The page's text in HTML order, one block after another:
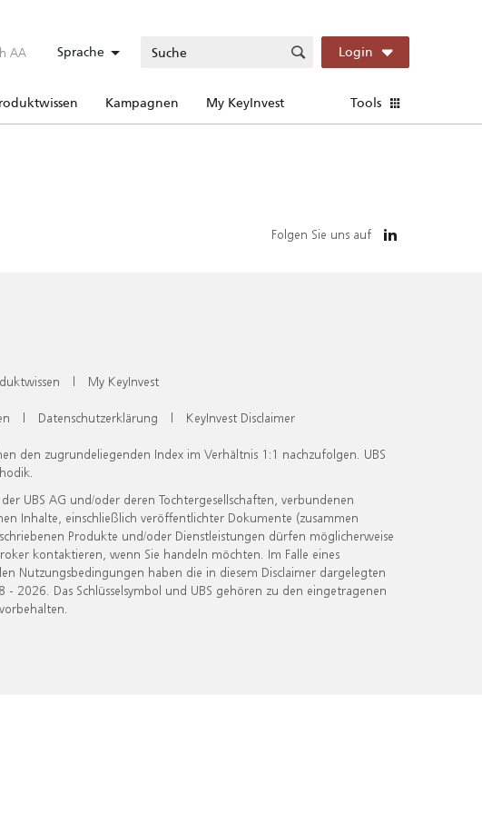
AA Sprache Login
Kampagnen My KeyInvest Tools
Folgen Sie uns auf
| My KeyInvest
| Datenschutzerklärung | KeyInvest Disclaimer
den zugrundeliegenden Index im Verhältnis 1:1 nachzufolgen. UBS
UBS AG und/oder deren Tochtergesellschaften, verbundenen
Inhalte, einschließlich veröffentlichter Dokumente (zusammen
Produkte und/oder Dienstleistungen dürfen möglicherweise
kontaktieren, wenn Sie handeln möchten. Im Falle eines
Nutzungsbedingungen haben die in diesem Disclaimer dargelegten
Das Schlüsselsymbol und UBS gehören zu den eingetragenen